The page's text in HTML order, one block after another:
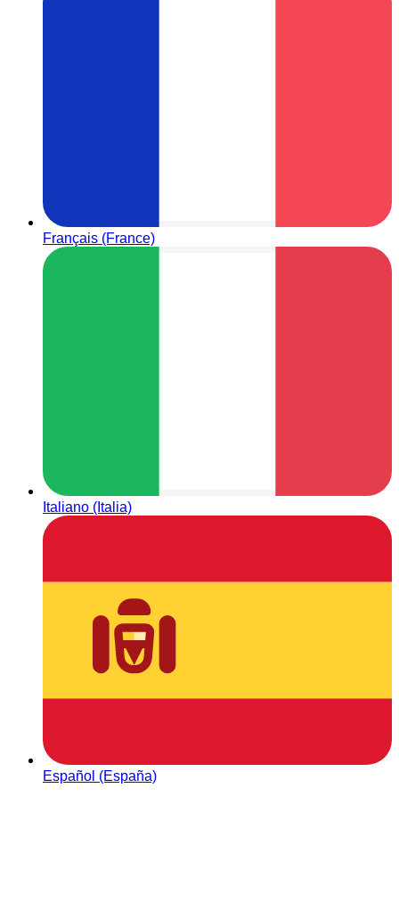
Français (France)
Italiano (Italia)
Español (España)